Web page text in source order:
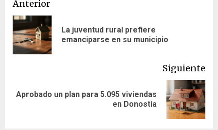
Navegación
de
entradas
Anterior
La juventud rural prefiere
emanciparse en su municipio
Siguiente
Siguiente
Aprobado un plan para 5.095 viviendas
en Donostia